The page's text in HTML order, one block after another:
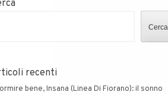
Cerca
recenti
bene, Insana (Linea Di Fiorano): il sonno